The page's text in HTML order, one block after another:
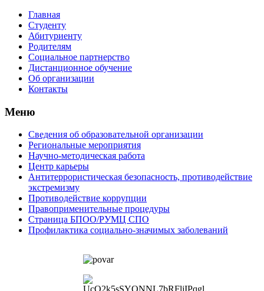
Главная
Студенту
Абитуриенту
Родителям
Социальное партнерство
Дистанционное обучение
Об организации
Контакты
Меню
Сведения об образовательной организации
Региональные мероприятия
Научно-методическая работа
Центр карьеры
Антитеррористическая безопасность, противодействие
экстремизму
Противодействие коррупции
Правоприменительные процедуры
Страница БПОО/РУМЦ CПO
Профилактика социально-значимых заболеваний